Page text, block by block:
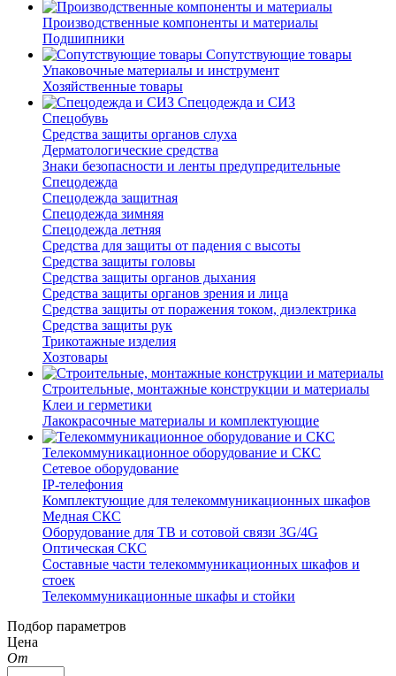
Производственные компоненты и материалы
Подшипники
Сопутствующие товары
Упаковочные материалы и инструмент
Хозяйственные товары
Спецодежда и СИЗ
Спецобувь
Средства защиты органов слуха
Дерматологические средства
Знаки безопасности и ленты предупредительные
Спецодежда
Спецодежда защитная
Спецодежда зимняя
Спецодежда летняя
Средства для защиты от падения с высоты
Средства защиты головы
Средства защиты органов дыхания
Средства защиты органов зрения и лица
Средства защиты от поражения током, диэлектрика
Средства защиты рук
Трикотажные изделия
Хозтовары
Строительные, монтажные конструкции и материалы
Клеи и герметики
Лакокрасочные материалы и комплектующие
Телекоммуникационное оборудование и СКС
Сетевое оборудование
IP-телефония
Комплектующие для телекоммуникационных шкафов
Медная СКС
Оборудование для ТВ и сотовой связи 3G/4G
Оптическая СКС
Составные части телекоммуникационных шкафов и
стоек
Телекоммуникационные шкафы и стойки
Подбор параметров
Цена
От